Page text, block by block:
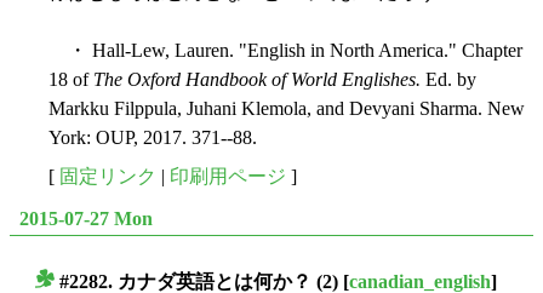
・ Hall-Lew, Lauren. "English in North America." Chapter
18 of The Oxford Handbook of World Englishes. Ed. by
Markku Filppula, Juhani Klemola, and Devyani Sharma. New
York: OUP, 2017. 371--88.
[ 固定リンク | 印刷用ページ ]
2015-07-27 Mon
#2282. カナダ英語とは何か？ (2) [canadian_english]